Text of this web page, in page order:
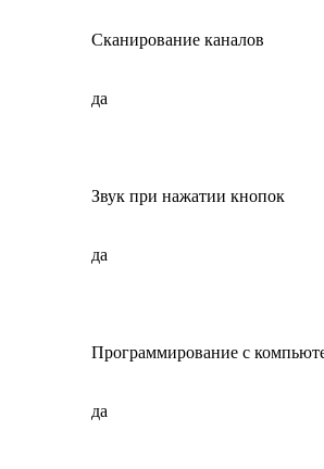
Сканирование каналов
да
Звук при нажатии кнопок
да
Программирование с
да